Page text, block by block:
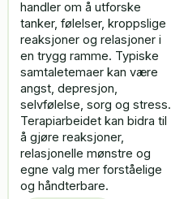
handler om å utforske
tanker, følelser, kroppslige
reaksjoner og relasjoner i
en trygg ramme. Typiske
samtaletemaer kan være
angst, depresjon,
selvfølelse, sorg og stress.
Terapiarbeidet kan bidra til
å gjøre reaksjoner,
relasjonelle mønstre og
egne valg mer forståelige
og håndterbare.